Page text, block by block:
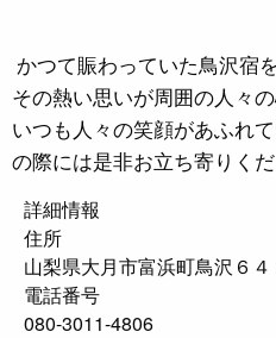
かつて賑わっていた鳥沢宿
その熱い思いが周囲の人々の
いつも人々の笑顔があふれ
の際には是非お立ち寄りくだ
詳細情報
住所
山梨県大月市富浜町鳥沢６４
電話番号
080-3011-4806